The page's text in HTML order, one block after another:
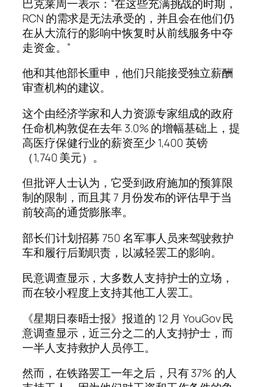
巴克莱周一表示：“在这些充满挑战的时期，
RCN 的需求是无法承受的，并且会在他们仍
在从大流行的影响中恢复时从前线服务中夺
走资金。”
他和其他部长重申，他们只能接受独立薪酬
审查机构的建议。
这个由经济学家和人力资源专家组成的政府
任命机构敦促在去年 3.0% 的增幅基础上，提
高医疗保健行业的薪资至少 1,400 英镑
（1,740 美元）。
但批评人士认为，它受到政府施加的预算限
制的限制，而且其 7 月份发布的评估早于当
前较高的通货膨胀率。
部长们计划招募 750 名军事人员来驾驶救护
车和履行后勤职责，以减轻罢工的影响。
民意调查显示，大多数人支持护士的立场，
而在较小程度上支持其他工人罢工。
《星期日泰晤士报》报道的 12 月 YouGov 民
意调查显示，近三分之二的人支持护士，而
一半人支持救护人员停工。
然而，在铁路罢工一年之后，只有 37% 的人